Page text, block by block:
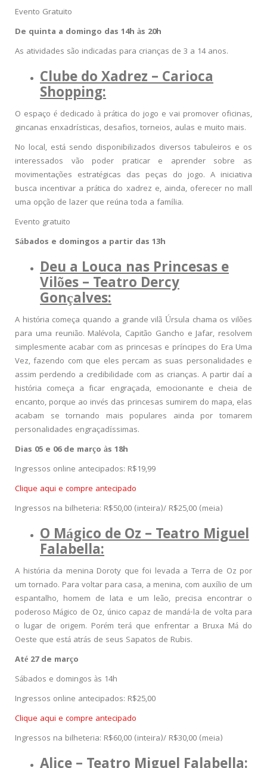
Evento Gratuito
De quinta a domingo das 14h às 20h
As atividades são indicadas para crianças de 3 a 14 anos.
Clube do Xadrez – Carioca
Shopping:
O espaço é dedicado à prática do jogo e vai promover oficinas,
gincanas enxadrísticas, desafios, torneios, aulas e muito mais.
No local, está sendo disponibilizados diversos tabuleiros e os
interessados vão poder praticar e aprender sobre as
movimentações estratégicas das peças do jogo. A iniciativa
busca incentivar a prática do xadrez e, ainda, oferecer no mall
uma opção de lazer que reúna toda a família.
Evento gratuito
Sábados e domingos a partir das 13h
Deu a Louca nas Princesas e
Vilões – Teatro Dercy
Gonçalves:
A história começa quando a grande vilã Úrsula chama os vilões
para uma reunião. Malévola, Capitão Gancho e Jafar, resolvem
simplesmente acabar com as princesas e príncipes do Era Uma
Vez, fazendo com que eles percam as suas personalidades e
assim perdendo a credibilidade com as crianças. A partir daí a
história começa a ficar engraçada, emocionante e cheia de
encanto, porque ao invés das princesas sumirem do mapa, elas
acabam se tornando mais populares ainda por tomarem
personalidades engraçadíssimas.
Dias 05 e 06 de março às 18h
Ingressos online antecipados: R$19,99
Clique aqui e compre antecipado
Ingressos na bilheteria: R$50,00 (inteira)/ R$25,00 (meia)
O Mágico de Oz – Teatro Miguel
Falabella:
A história da menina Doroty que foi levada a Terra de Oz por
um tornado. Para voltar para casa, a menina, com auxílio de um
espantalho, homem de lata e um leão, precisa encontrar o
poderoso Mágico de Oz, único capaz de mandá-la de volta para
o lugar de origem. Porém terá que enfrentar a Bruxa Má do
Oeste que está atrás de seus Sapatos de Rubis.
Até 27 de março
Sábados e domingos às 14h
Ingressos online antecipados: R$25,00
Clique aqui e compre antecipado
Ingressos na bilheteria: R$60,00 (inteira)/ R$30,00 (meia)